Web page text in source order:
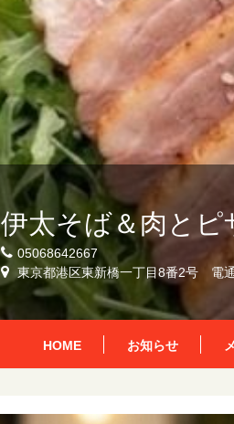
伊太そば＆肉とピ
05068642667
東京都港区東新橋一丁目8番2号 電
HOME お知らせ